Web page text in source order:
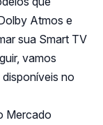
Atmos e
sua Smart TV
vamos
no
Mercado